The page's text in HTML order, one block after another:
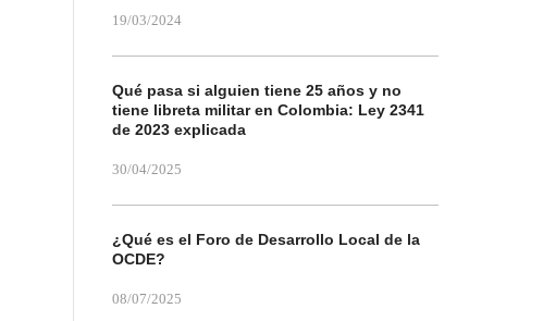
19/03/2024
Qué pasa si alguien tiene 25 años y no
tiene libreta militar en Colombia: Ley 2341
de 2023 explicada
30/04/2025
¿Qué es el Foro de Desarrollo Local de la
OCDE?
08/07/2025